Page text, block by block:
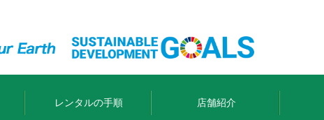
レンタルの手順 店舗紹介